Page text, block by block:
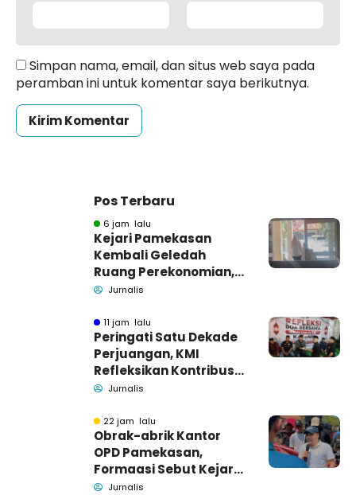
Simpan nama, email, dan situs web saya pada
peramban ini untuk komentar saya berikutnya.
Pos Terbaru
6 jam lalu
Kejari Pamekasan
Kembali Geledah
Ruang Perekonomian,
Pidsus: Tunggu Saja!
Jurnalis
11 jam lalu
Peringati Satu Dekade
Perjuangan, KMI
Refleksikan Kontribusi
untuk Masyarakat
Jurnalis
22 jam lalu
Obrak-abrik Kantor
OPD Pamekasan,
Formaasi Sebut Kejari
Pamekasan
Jurnalis